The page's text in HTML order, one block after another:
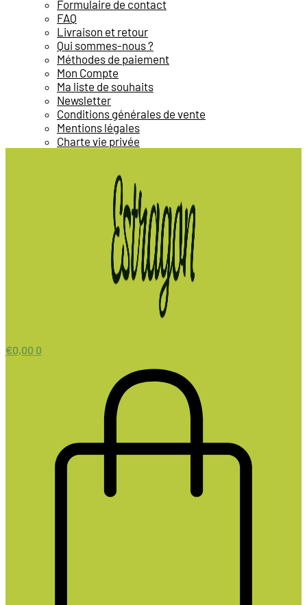
Formulaire de contact
FAQ
Livraison et retour
Qui sommes-nous ?
Méthodes de paiement
Mon Compte
Ma liste de souhaits
Newsletter
Conditions générales de vente
Mentions légales
Charte vie privée
€0,00 0